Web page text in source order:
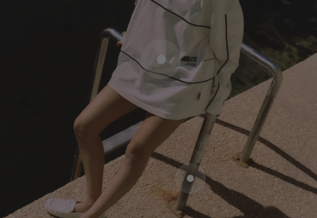
Naar artikel 1
Naar artikel 3